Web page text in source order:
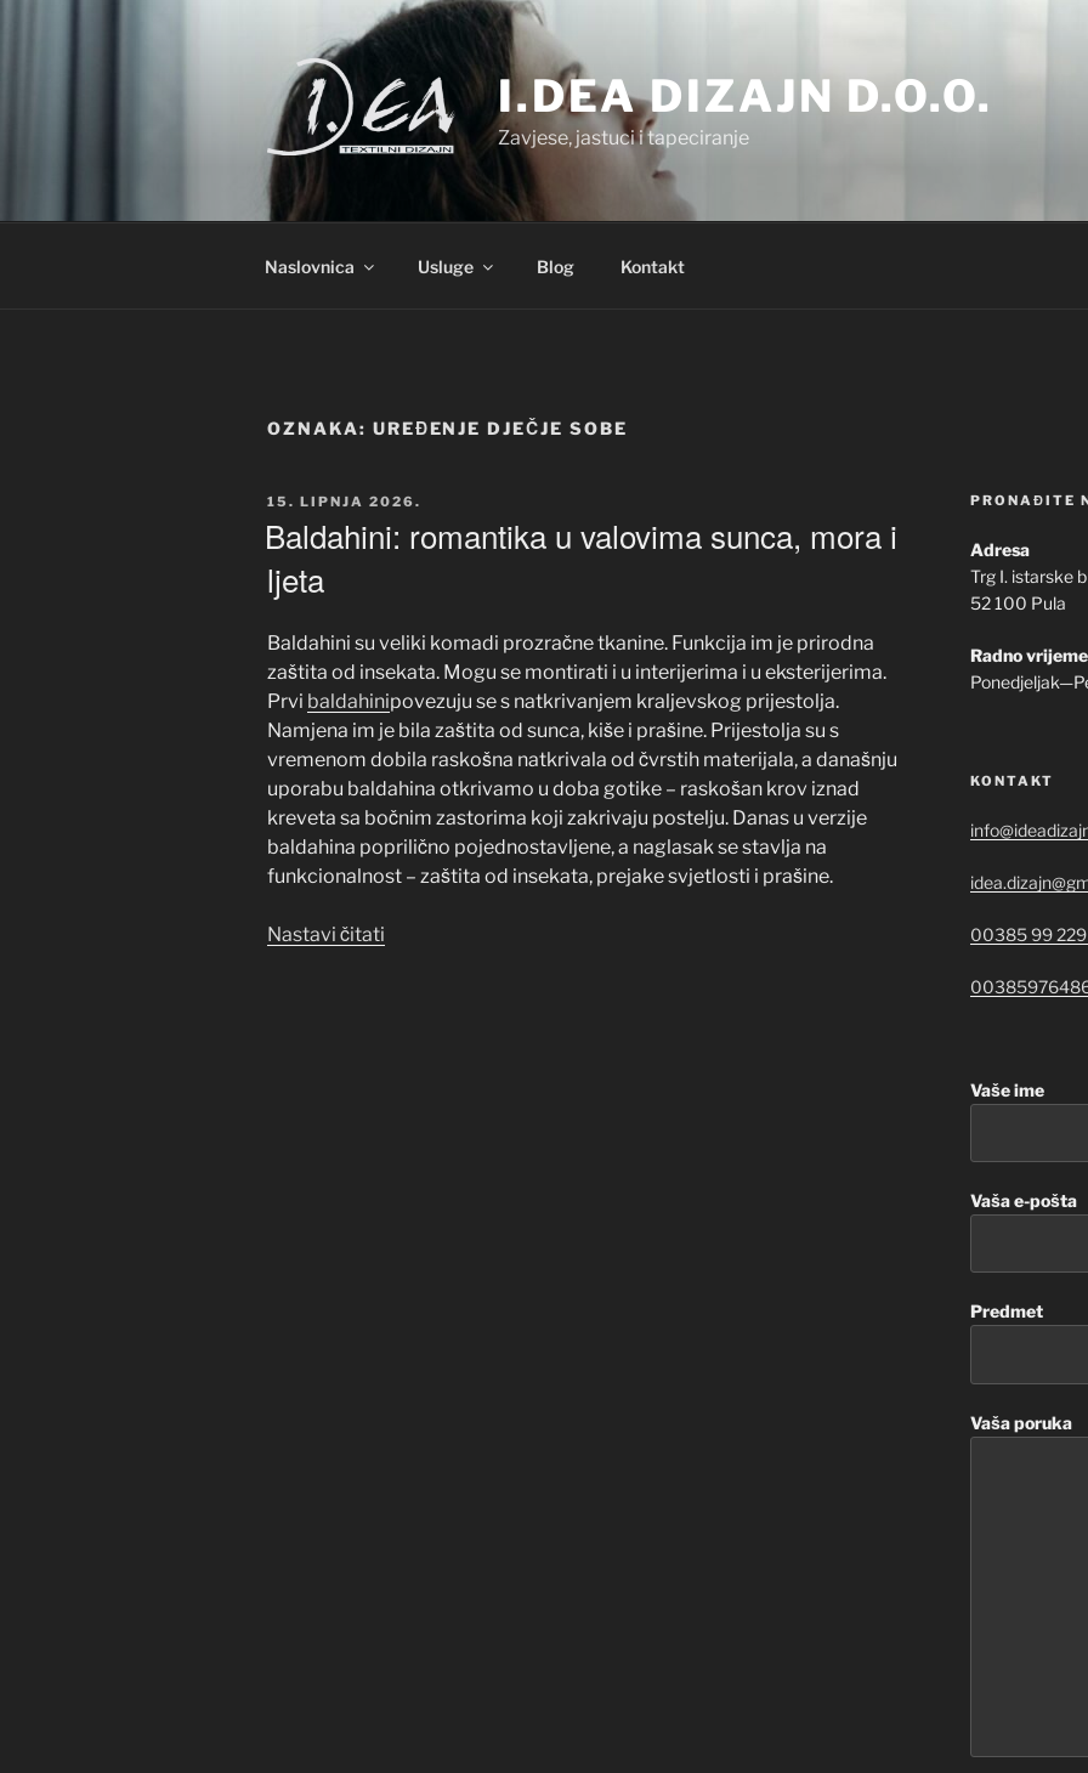
I.DEA DIZAJN D.O.O.
Zavjese, jastuci i tapeciranje
Naslovnica Usluge Blog Kontakt
OZNAKA: UREĐENJE DJEČJE SOBE
OBJAVLJENO
15. LIPNJA 2026.
Baldahini: romantika u valovima sunca, mora i
ljeta
Baldahini su veliki komadi prozračne tkanine. Funkcija im je prirodna
zaštita od insekata. Mogu se montirati i u interijerima i u eksterijerima.
Prvi baldahinipovezuju se s natkrivanjem kraljevskog prijestolja.
Namjena im je bila zaštita od sunca, kiše i prašine. Prijestolja su s
vremenom dobila raskošna natkrivala od čvrstih materijala, a današnju
uporabu baldahina otkrivamo u doba gotike – raskošan krov iznad
kreveta sa bočnim zastorima koji zakrivaju postelju. Danas u verzije
baldahina poprilično pojednostavljene, a naglasak se stavlja na
funkcionalnost – zaštita od insekata, prejake svjetlosti i prašine.
Nastavi čitati
PRONAĐITE
Adresa
Trg I. istarske
52 100 Pula
Radno vrijeme
KONTAKT
00385 99
Vaše ime
Vaša e-pošta
Predmet
Vaša poruka